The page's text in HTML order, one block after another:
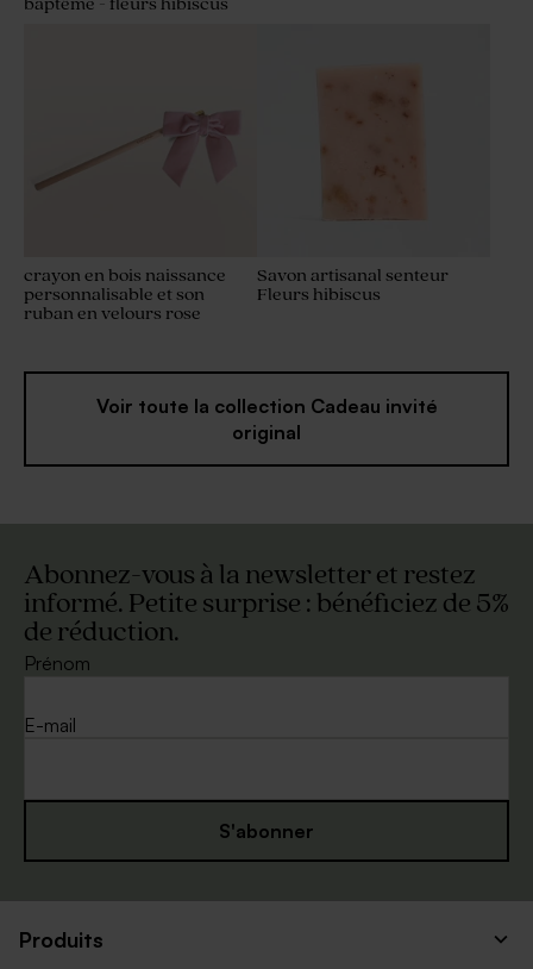
baptême - fleurs hibiscus
crayon en bois naissance
personnalisable et son
ruban en velours rose
Savon artisanal senteur
Fleurs hibiscus
Voir toute la collection Cadeau invité
original
Abonnez-vous à la newsletter et restez
informé. Petite surprise : bénéficiez de 5%
de réduction.
Prénom
E-mail
S'abonner
Produits